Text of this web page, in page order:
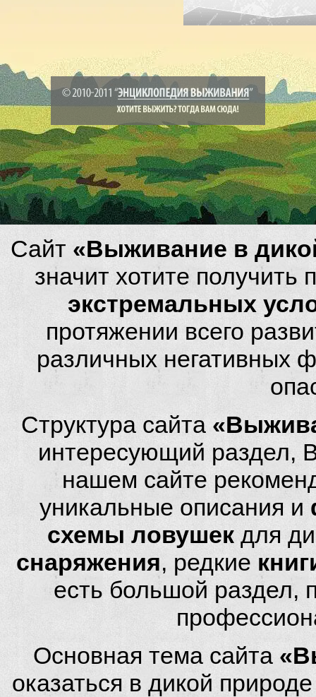
Сайт «Выживание в
значит хотите
экстремальных
протяжении всего
различных негативных
Структура сайта
интересующий раздел,
нашем сайте
уникальные описания и
схемы ловушек для
снаряжения, редкие
есть большой
Основная тема сайта
оказаться в дикой